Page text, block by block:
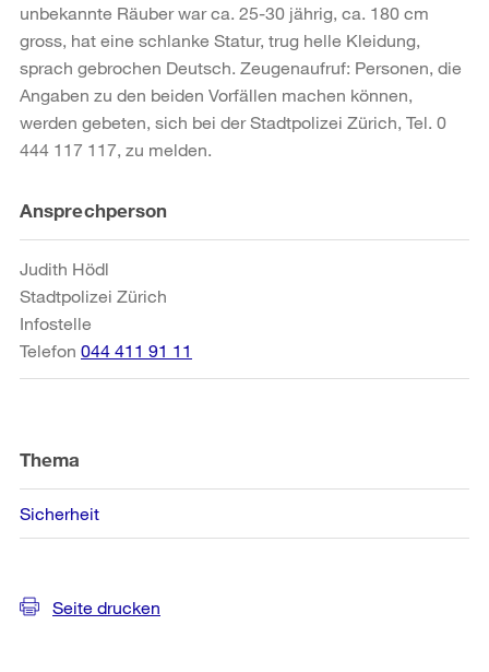
unbekannte Räuber war ca. 25-30 jährig, ca. 180 cm
gross, hat eine schlanke Statur, trug helle Kleidung,
sprach gebrochen Deutsch. Zeugenaufruf: Personen, die
Angaben zu den beiden Vorfällen machen können,
werden gebeten, sich bei der Stadtpolizei Zürich, Tel. 0
444 117 117, zu melden.
Weitere
Informationen
Ansprechperson
Judith Hödl
Stadtpolizei Zürich
Infostelle
Telefon 044 411 91 11
Thema
Sicherheit
Seite drucken